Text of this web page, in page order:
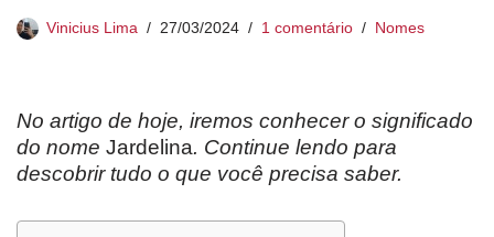
Vinicius Lima 27/03/2024 1 comentário Nomes
No artigo de hoje, iremos conhecer o significado
do nome Jardelina. Continue lendo para
descobrir tudo o que você precisa saber.